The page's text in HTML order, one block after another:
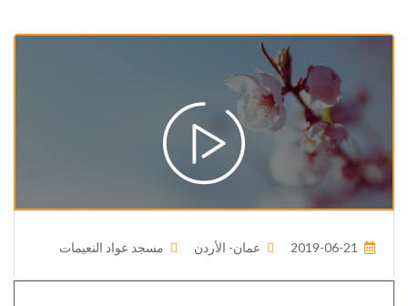
2019-06-21 عمان- الأردن مسجد عواد النعيمات